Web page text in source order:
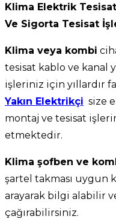
Klima Elektrik
Ve Sigorta Tesisat
Klima veya kombi
tesisat kablo ve kanal
işleriniz için yıllardır
Yakın Elektrikçi size
montaj ve tesisat
etmektedir.
Klima şofben ve
şartel takması uygun
arayarak bilgi alabilir
çağırabilirsiniz.